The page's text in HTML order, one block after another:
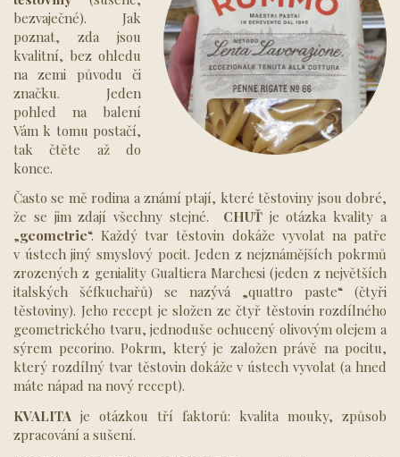
bezvaječné). Jak
poznat, zda jsou
kvalitní, bez ohledu
na zemi původu či
značku. Jeden
pohled na balení
Vám k tomu postačí,
tak čtěte až do
konce.
Často se mě rodina a známí ptají, které těstoviny jsou dobré,
že se jim zdají všechny stejné. CHUŤje otázka kvality a
„geometrie“. Každý tvar těstovin dokáže vyvolat na patře
v ústech jiný smyslový pocit. Jeden z nejznámějších pokrmů
zrozených z geniality Gualtiera Marchesi (jeden z největších
italských šéfkuchařů) se nazývá „quattro paste“ (čtyři
těstoviny). Jeho recept je složen ze čtyř těstovin rozdílného
geometrického tvaru, jednoduše ochucený olivovým olejem a
sýrem pecorino. Pokrm, který je založen právě na pocitu,
který rozdílný tvar těstovin dokáže v ústech vyvolat (a hned
máte nápad na nový recept).
KVALITA je otázkou tří faktorů: kvalita mouky, způsob
zpracování a sušení.